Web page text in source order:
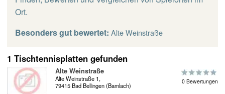
Ort.
Besonders gut bewertet: Alte Weinstraße
1 Tischtennisplatten gefunden
Alte Weinstraße
Alte Weinstraße 1,
79415 Bad Bellingen (Bamlach)
0 Bewertungen